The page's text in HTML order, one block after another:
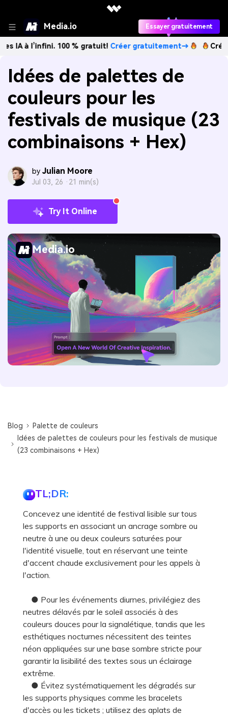
Media.io Essayer gratuitement
100 % gratuit!Créer gratuitement→ Créez des
Idées de palettes de
couleurs pour les
festivals de musique (23
combinaisons + Hex)
by Julian Moore
Jul 03, 26 · 21 min(s)
Try It Online
Media.io
Blog
Palette de couleurs
Idées de palettes de couleurs pour les festivals de musique
(23 combinaisons + Hex)
TL;DR:
Concevez une identité de festival lisible sur tous
les supports en associant un ancrage sombre ou
neutre à une ou deux couleurs saturées pour
l'identité visuelle, tout en réservant une teinte
d'accent chaude exclusivement pour les appels à
l'action.
● Pour les événements diurnes, privilégiez des
neutres délavés par le soleil associés à des
couleurs douces pour la signalétique, tandis que les
esthétiques nocturnes nécessitent des teintes
néon appliquées sur une base sombre stricte pour
garantir la lisibilité des textes sous un éclairage
extrême.
● Évitez systématiquement les dégradés sur
les supports physiques comme les bracelets
d'accès ou les tickets ; utilisez des aplats de